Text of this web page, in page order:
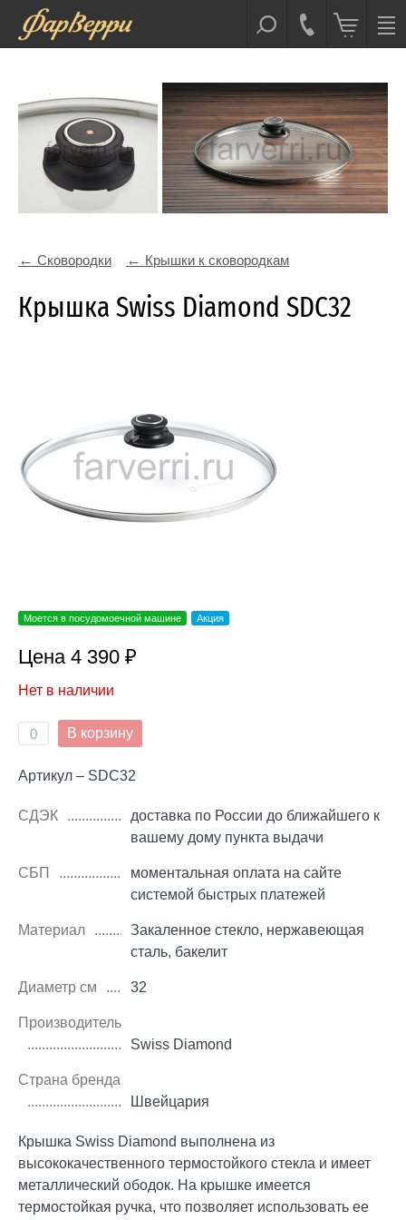
Сковородки Крышки к сковородкам
Крышка Swiss Diamond SDC32
Моется в посудомоечной машине Акция
Цена 4 390 ₽
Нет в наличии
В корзину
Артикул – SDC32
СДЭК
доставка по России до ближайшего к
вашему дому пункта выдачи
СБП
моментальная оплата на сайте
системой быстрых платежей
Материал
Закаленное стекло, нержавеющая
сталь, бакелит
Диаметр см 32
Производитель
Swiss Diamond
Страна бренда
Швейцария
Крышка Swiss Diamond выполнена из
высококачественного термостойкого стекла и имеет
металлический ободок. На крышке имеется
термостойкая ручка, что позволяет использовать ее